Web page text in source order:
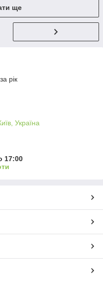
ще
рік
Україна
17:00